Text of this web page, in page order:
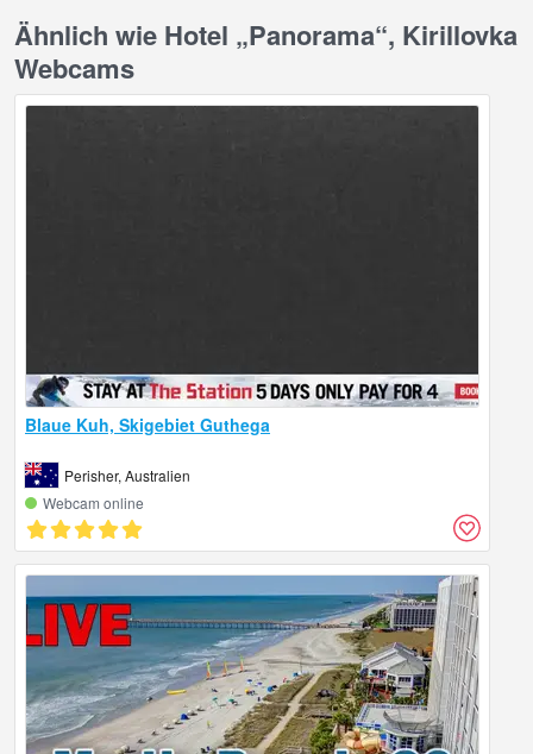
Ähnlich wie Hotel „Panorama“, Kirillovka
Webcams
Blaue Kuh, Skigebiet Guthega
Perisher, Australien
Webcam online